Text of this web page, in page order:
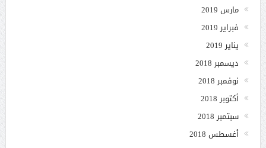
مارس 2019
فبراير 2019
يناير 2019
ديسمبر 2018
نوفمبر 2018
أكتوبر 2018
سبتمبر 2018
أغسطس 2018